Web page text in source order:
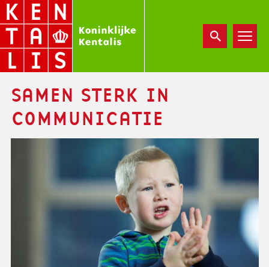
Overslaan
en
de
inhoud
SAMEN STERK IN
COMMUNICATIE